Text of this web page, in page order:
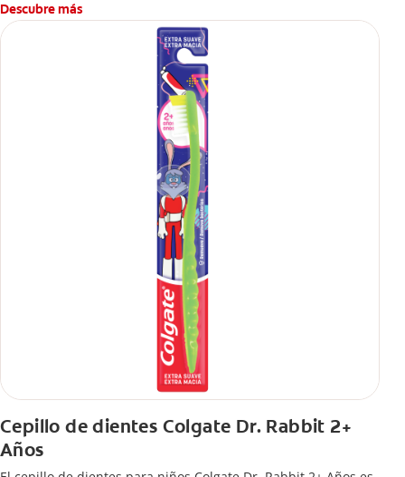
Descubre más
Cepillo de dientes Colgate Dr. Rabbit 2+
Años